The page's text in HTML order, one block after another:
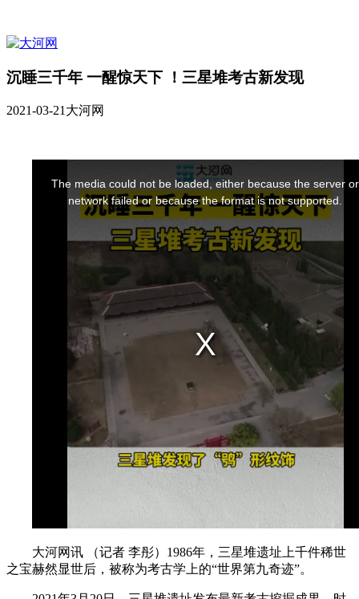
沉睡三千年 一醒惊天下 ！三星堆考古新发现
2021-03-21大河网
大河网讯 （记者 李彤）1986年，三星堆遗址上千件稀世
之宝赫然显世后，被称为考古学上的“世界第九奇迹”。